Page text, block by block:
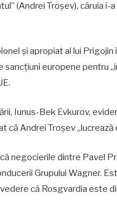
(Andrei Troșev), căruia i-
și apropiat al lui
europene pentru
Iunus-Bek Evkurov,
Andrei Troșev „lucrează
negocierile dintre Pavel
Grupului Wagner.
că Rosgvardia este